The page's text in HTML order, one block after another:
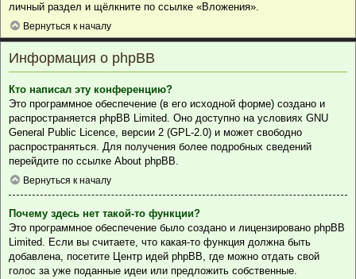
личный раздел и щёлкните по ссылке «Вложения».
Вернуться к началу
Информация о phpBB
Кто написал эту конференцию?
Это программное обеспечение (в его исходной форме) создано и
распространяется phpBB Limited. Оно доступно на условиях GNU
General Public Licence, версии 2 (GPL-2.0) и может свободно
распространяться. Для получения более подробных сведений
перейдите по ссылке About phpBB.
Вернуться к началу
Почему здесь нет такой-то функции?
Это программное обеспечение было создано и лицензировано phpBB
Limited. Если вы считаете, что какая-то функция должна быть
добавлена, посетите Центр идей phpBB, где можно отдать свой
голос за уже поданные идеи или предложить собственные.